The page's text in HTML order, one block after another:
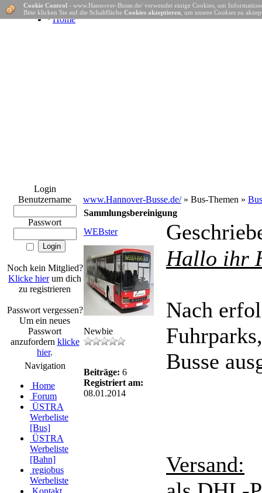
· Home
Login
Benutzername
Passwort
Noch kein Mitglied?
Klicke hierum dich
zu registrieren
Passwort vergessen?
Um ein neues
Passwort
anzufordern klicke
hier.
Navigation
Home
Forum
ÜSTRA
Werbeliste
[Bus]
ÜSTRA
Werbeliste
[Bahn]
regiobus
Werbeliste
Kontakt
Cookie Control - www.Hannover-Busse.de/ verwendet einige Cookies, um
Bitte klicken Sie auf die Schaltfläche Cookies akzeptieren , um unsere Cookies zu
www.Hannover-Busse.de/» Bus-Themen »
Sammlungsbereinigung
WEBster
Newbie
Beiträge: 6
Registriert am:
08.01.2014
Hallo ihr
Nach
Busse
Versand: